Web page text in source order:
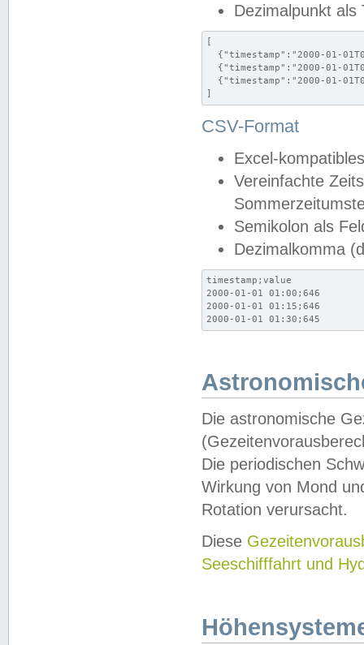
Dezimalpunkt als
[
{"timestamp":"2000-01-
{"timestamp":"2000-01-
{"timestamp":"2000-01-
]
CSV-Format
Excel-
Vereinfachte
Semikolon als
Dezimalkomma
timestamp;value
2000-01-01 01:00;646
2000-01-01 01:15;646
2000-01-01 01:30;645
Die astronomische
Die periodischen
Wirkung von Mond
Rotation verursacht.
Diese
Seeschifffahrt und